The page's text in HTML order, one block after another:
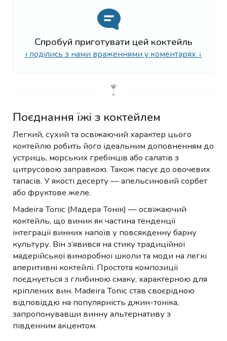
Спробуй приготувати цей коктейль
і поділись з нами враженнями у коментарях ↓
Поєднання їжі з коктейлем
Легкий, сухий та освіжаючий характер цього
коктейлю робить його ідеальним доповненням до
устриць, морських гребінців або салатів з
цитрусовою заправкою. Також пасує до овочевих
тапасів. У якості десерту — апельсиновий сорбет
або фруктове желе.
Madeira Tonic (Мадера Тонік) — освіжаючий
коктейль, що виник як частина тенденції
інтеграції винних напоїв у повсякденну барну
культуру. Він з’явився на стику традиційної
мадерійської виноробної школи та моди на легкі
аперитивні коктейлі. Простота композиції
поєднується з глибиною смаку, характерною для
кріплених вин. Madeira Tonic став своєрідною
відповіддю на популярність джин-тоніка,
запропонувавши винну альтернативу з
південним акцентом.